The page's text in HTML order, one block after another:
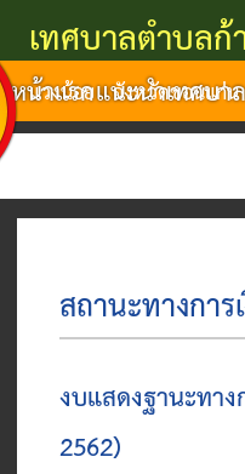
เทศบาลตำบลก้
แวงน้อย จังหวัดขอนแก่น
หน้าแรกแนะนำเทศบา
งบแสดงฐานะทา
2562)